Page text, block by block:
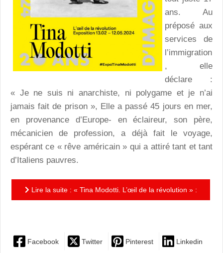
ans. Au
préposé aux
services de
l’immigration
, elle
déclare :
« Je ne suis ni anarchiste, ni polygame et je n’ai
jamais fait de prison », Elle a passé 45 jours en mer,
en provenance d’Europe- en éclaireur, son père,
mécanicien de profession, a déjà fait le voyage,
espérant ce « rêve américain » qui a attiré tant et tant
d’Italiens pauvres.
Lire la suite : « Tina Modotti. L’œil de la révolution » :
Facebook Twitter Pinterest Linkedin